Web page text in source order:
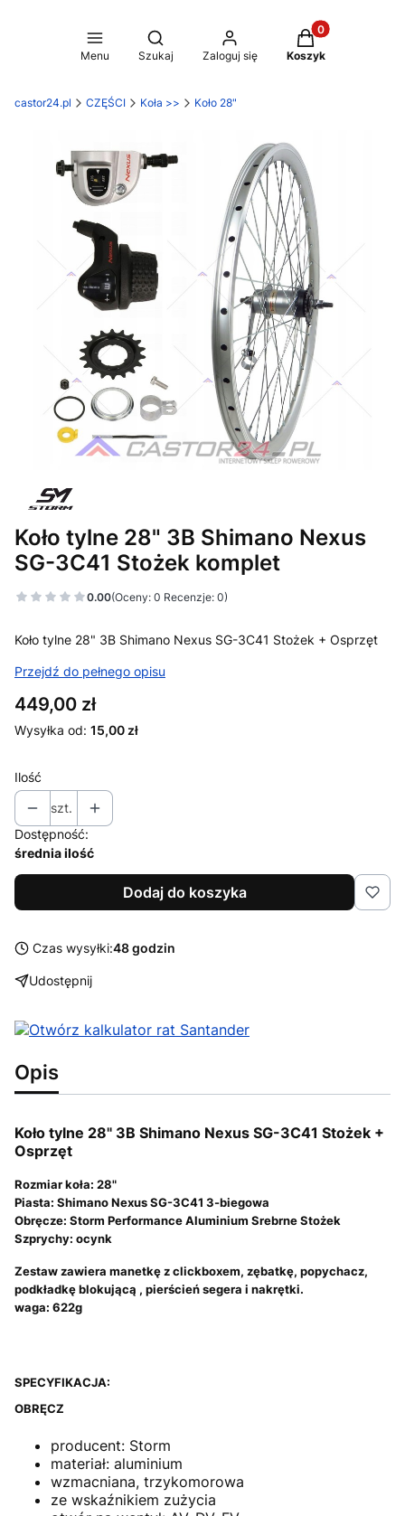
Menu
Otwórz wyszukiwarkę
Szukaj Zaloguj się
Produkty w
Koszyk
castor24.pl CZĘŚCI Koła >> Koło 28"
Koło tylne 28" 3B Shimano Nexus
SG-3C41 Stożek komplet
0.00(Oceny: 0 Recenzje: 0)
Koło tylne 28" 3B Shimano Nexus SG-3C41 Stożek + Osprzęt
Przejdź do pełnego opisu
Cena
449,00 zł
Wysyłka od: 15,00 zł
Ilość
szt.
Dostępność:
średnia ilość
Dodaj do koszyka
Czas wysyłki:48 godzin
Udostępnij
Opis
Koło tylne 28" 3B Shimano Nexus SG-3C41 Stożek +
Osprzęt
Rozmiar koła: 28"
Piasta: Shimano Nexus SG-3C41 3-biegowa
Obręcze: Storm Performance Aluminium Srebrne Stożek
Szprychy: ocynk
Zestaw zawiera manetkę z clickboxem, zębatkę, popychacz,
podkładkę blokującą , pierścień segera i nakrętki.
waga: 622g
SPECYFIKACJA:
OBRĘCZ
producent: Storm
materiał: aluminium
wzmacniana, trzykomorowa
ze wskaźnikiem zużycia